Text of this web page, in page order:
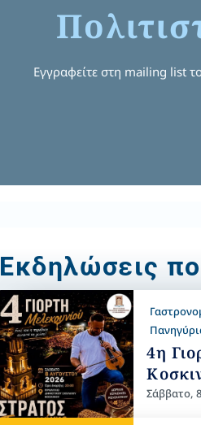
Εγγραφείτε στη mailing list
Εκδηλώσεις
4η
Σάββατο,